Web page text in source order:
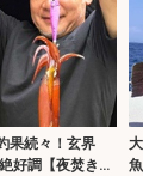
果続々！玄界
好調【夜焚きイ